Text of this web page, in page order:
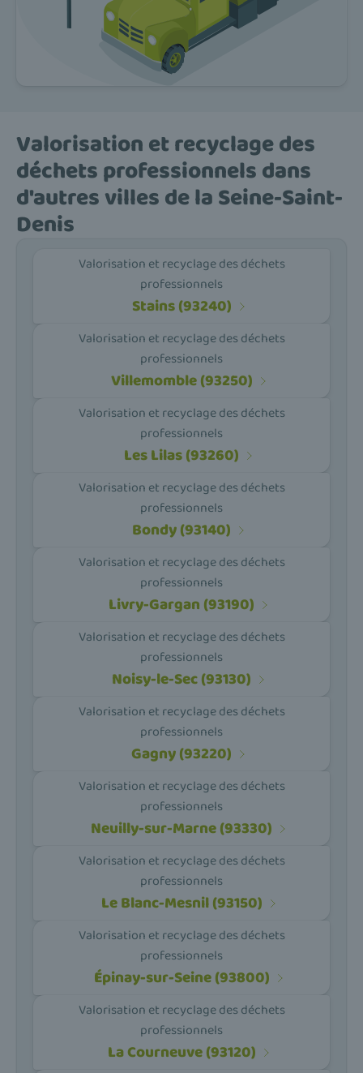
Valorisation et recyclage des
déchets professionnels dans
d'autres villes de la Seine-Saint-
Denis
Valorisation et recyclage des déchets
professionnels
Stains (93240)
Valorisation et recyclage des déchets
professionnels
Villemomble (93250)
Valorisation et recyclage des déchets
professionnels
Les Lilas (93260)
Valorisation et recyclage des déchets
professionnels
Bondy (93140)
Valorisation et recyclage des déchets
professionnels
Livry-Gargan (93190)
Valorisation et recyclage des déchets
professionnels
Noisy-le-Sec (93130)
Valorisation et recyclage des déchets
professionnels
Gagny (93220)
Valorisation et recyclage des déchets
professionnels
Neuilly-sur-Marne (93330)
Valorisation et recyclage des déchets
professionnels
Le Blanc-Mesnil (93150)
Valorisation et recyclage des déchets
professionnels
Épinay-sur-Seine (93800)
Valorisation et recyclage des déchets
professionnels
La Courneuve (93120)